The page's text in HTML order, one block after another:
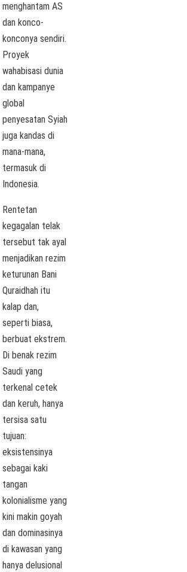
menghantam AS
dan konco-
konconya sendiri.
Proyek
wahabisasi dunia
dan kampanye
global
penyesatan Syiah
juga kandas di
mana-mana,
termasuk di
Indonesia.
Rentetan
kegagalan telak
tersebut tak ayal
menjadikan rezim
keturunan Bani
Quraidhah itu
kalap dan,
seperti biasa,
berbuat ekstrem.
Di benak rezim
Saudi yang
terkenal cetek
dan keruh, hanya
tersisa satu
tujuan:
eksistensinya
sebagai kaki
tangan
kolonialisme yang
kini makin goyah
dan dominasinya
di kawasan yang
hanya delusional